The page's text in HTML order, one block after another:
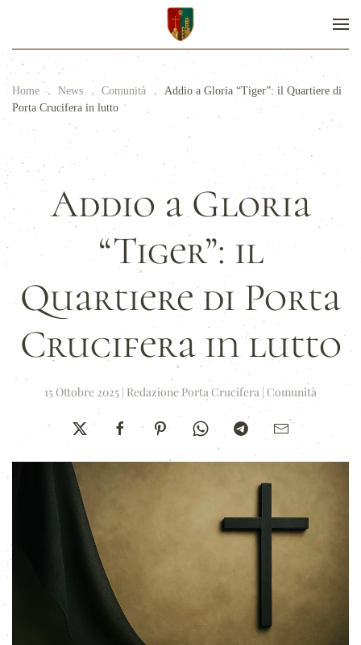
Home News Comunità
Addio a Gloria “Tiger”: il Quartiere di
Porta Crucifera in lutto
Addio a Gloria
“Tiger”: il
Quartiere di Porta
Crucifera in lutto
15 Ottobre 2025 | Redazione Porta Crucifera | Comunità